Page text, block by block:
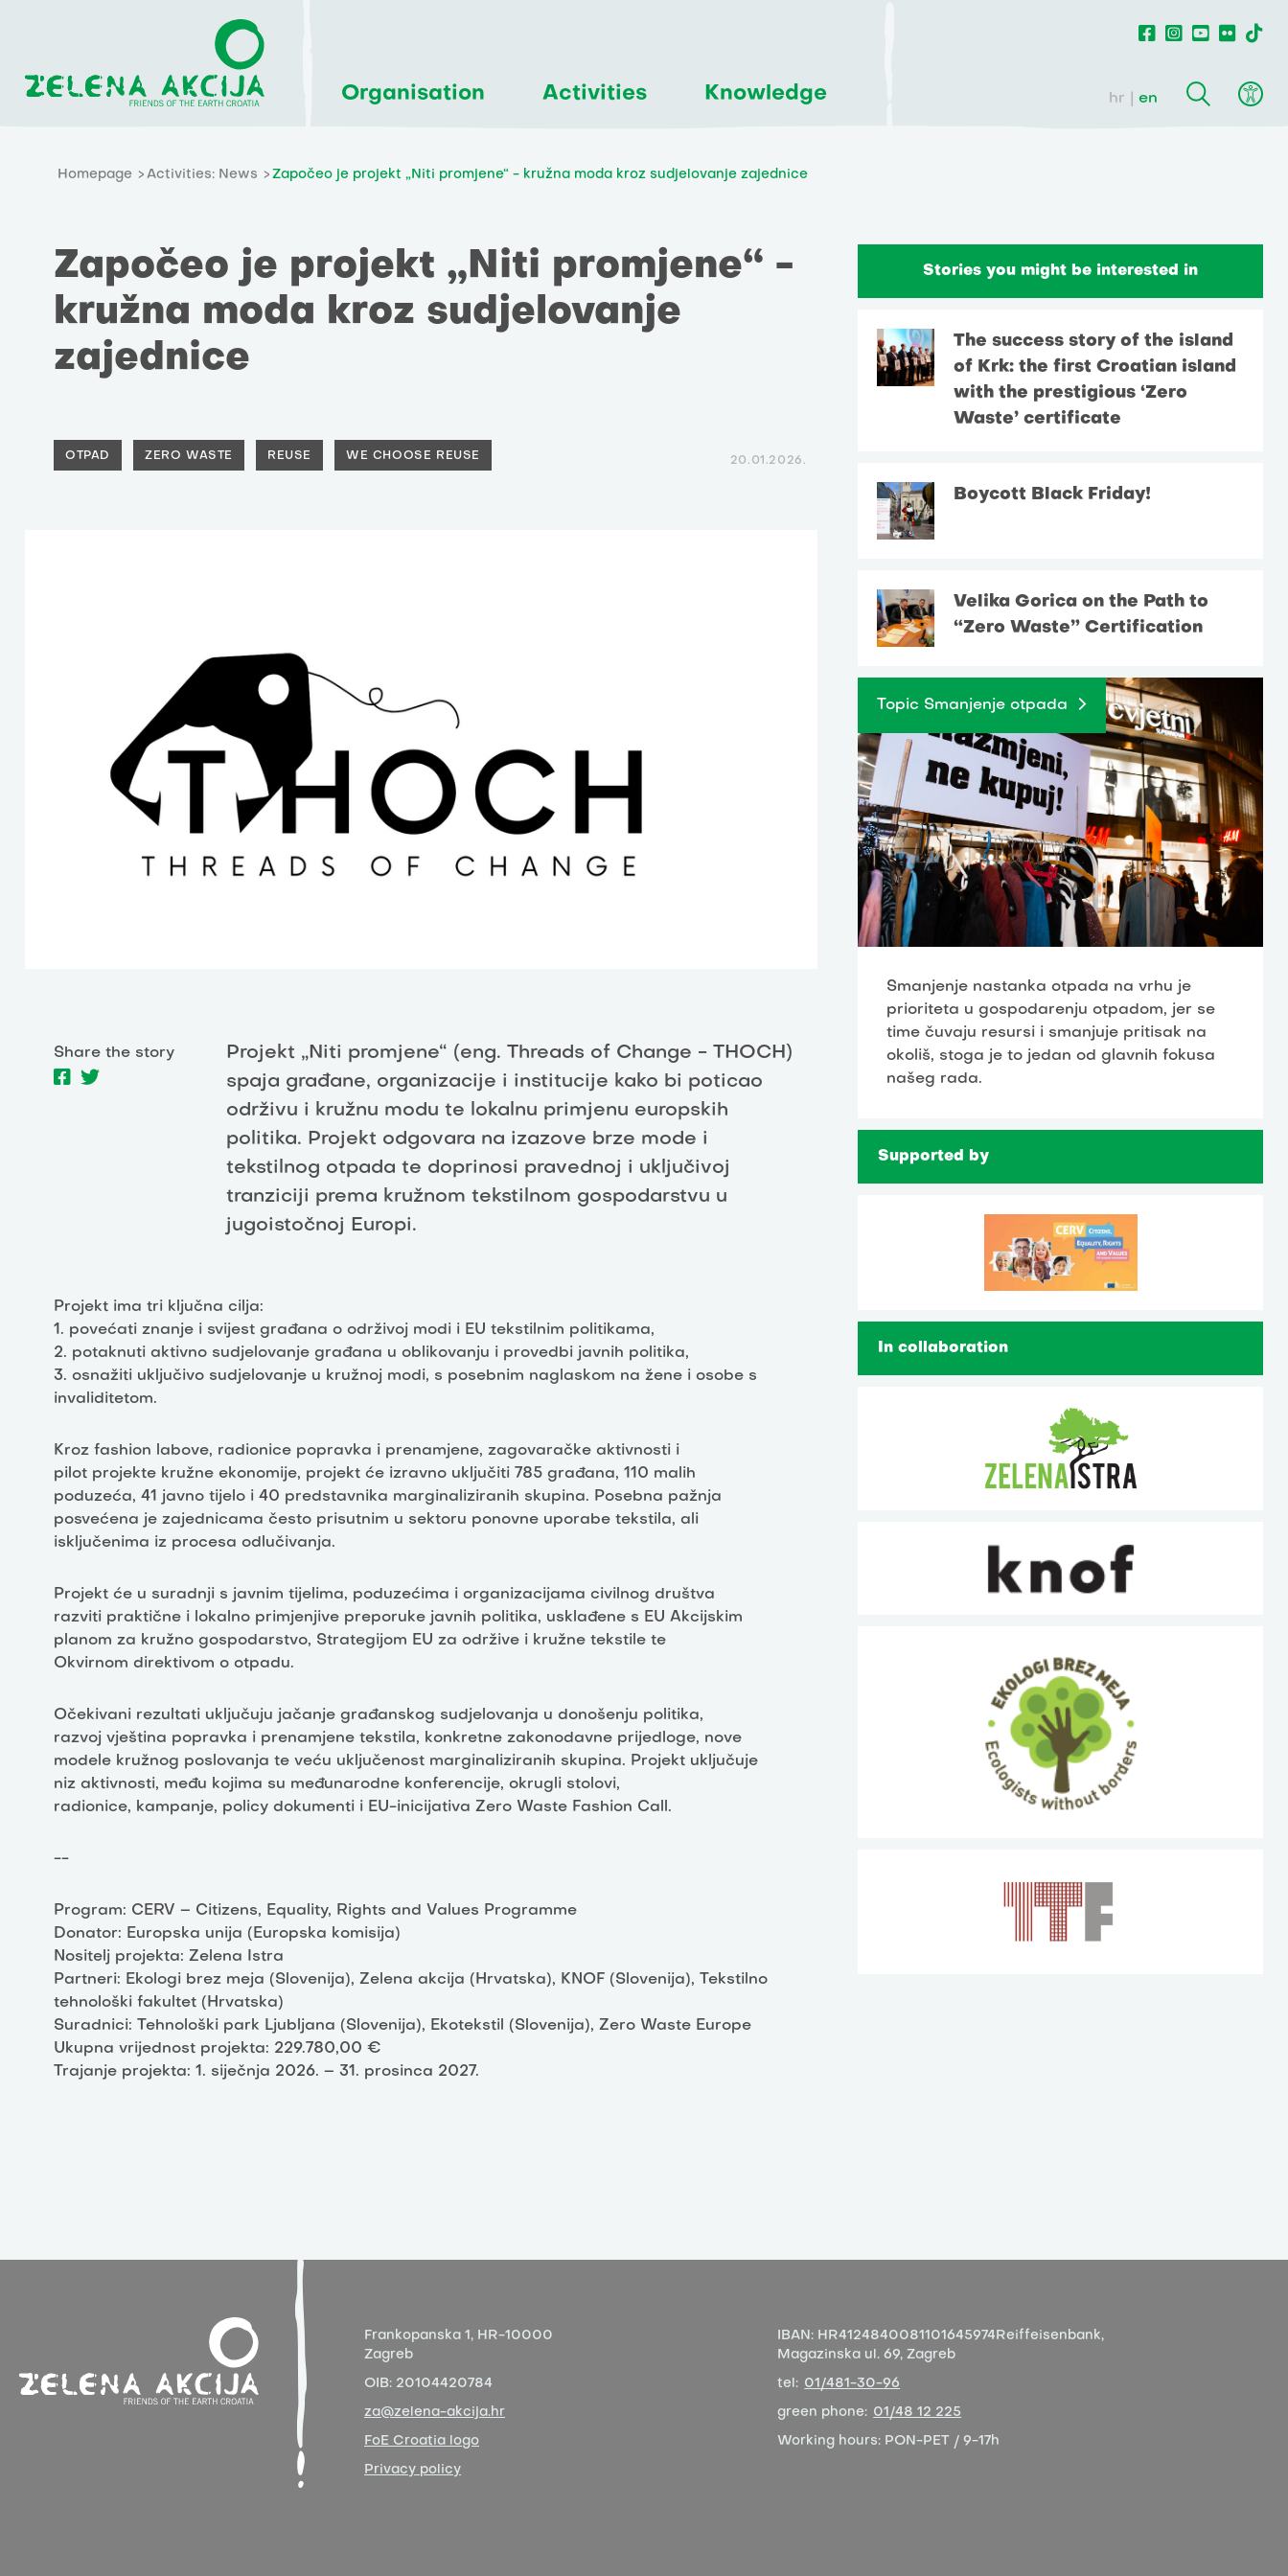
Organisation Activities Knowledge hr en
Homepage Activities: News Započeo je projekt „Niti promjene“ - kružna moda kroz sudjelovanje zajednice
Započeo je projekt „Niti promjene“ -
kružna moda kroz sudjelovanje
zajednice
OTPAD ZERO WASTE REUSE WE CHOOSE REUSE 20.01.2026.
Share the story
Projekt „Niti promjene“ (eng. Threads of Change - THOCH)
spaja građane, organizacije i institucije kako bi poticao
održivu i kružnu modu te lokalnu primjenu europskih
politika. Projekt odgovara na izazove brze mode i
tekstilnog otpada te doprinosi pravednoj i uključivoj
tranziciji prema kružnom tekstilnom gospodarstvu u
jugoistočnoj Europi.
Projekt ima tri ključna cilja:
1. povećati znanje i svijest građana o održivoj modi i EU tekstilnim politikama,
2. potaknuti aktivno sudjelovanje građana u oblikovanju i provedbi javnih politika,
3. osnažiti uključivo sudjelovanje u kružnoj modi, s posebnim naglaskom na žene i osobe s
invaliditetom.
Kroz fashion labove, radionice popravka i prenamjene, zagovaračke aktivnosti i
pilot projekte kružne ekonomije, projekt će izravno uključiti 785 građana, 110 malih
poduzeća, 41 javno tijelo i 40 predstavnika marginaliziranih skupina. Posebna pažnja
posvećena je zajednicama često prisutnim u sektoru ponovne uporabe tekstila, ali
isključenima iz procesa odlučivanja.
Projekt će u suradnji s javnim tijelima, poduzećima i organizacijama civilnog društva
razviti praktične i lokalno primjenjive preporuke javnih politika, usklađene s EU Akcijskim
planom za kružno gospodarstvo, Strategijom EU za održive i kružne tekstile te
Okvirnom direktivom o otpadu.
Očekivani rezultati uključuju jačanje građanskog sudjelovanja u donošenju politika,
razvoj vještina popravka i prenamjene tekstila, konkretne zakonodavne prijedloge, nove
modele kružnog poslovanja te veću uključenost marginaliziranih skupina. Projekt uključuje
niz aktivnosti, među kojima su međunarodne konferencije, okrugli stolovi,
radionice, kampanje, policy dokumenti i EU-inicijativa Zero Waste Fashion Call.
--
Program: CERV – Citizens, Equality, Rights and Values Programme
Donator: Europska unija (Europska komisija)
Nositelj projekta: Zelena Istra
Partneri: Ekologi brez meja (Slovenija), Zelena akcija (Hrvatska), KNOF (Slovenija), Tekstilno
tehnološki fakultet (Hrvatska)
Suradnici: Tehnološki park Ljubljana (Slovenija), Ekotekstil (Slovenija), Zero Waste Europe
Ukupna vrijednost projekta: 229.780,00 €
Trajanje projekta: 1. siječnja 2026. – 31. prosinca 2027.
Stories you might be interested in
The success story of the island
of Krk: the first Croatian island
with the prestigious ‘Zero
Waste’ certificate
Boycott Black Friday!
Velika Gorica on the Path to
“Zero Waste” Certification
Topic Smanjenje otpada
Smanjenje nastanka otpada na vrhu je
prioriteta u gospodarenju otpadom, jer se
time čuvaju resursi i smanjuje pritisak na
okoliš, stoga je to jedan od glavnih fokusa
našeg rada.
Supported by
In collaboration
Frankopanska 1, HR-10000
Zagreb
OIB: 20104420784
za@zelena-akcija.hr
FoE Croatia logo
Privacy policy
IBAN: HR4124840081101645974 Reiffeisenbank,
Magazinska ul. 69, Zagreb
tel: 01/481-30-96
green phone: 01/48 12 225
Working hours: PON-PET / 9-17h